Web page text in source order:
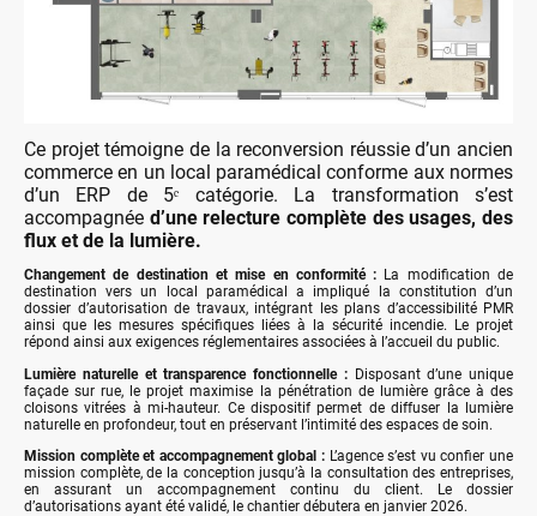
Ce projet témoigne de la reconversion réussie d’un ancien
commerce en un local paramédical conforme aux normes
d’un ERP de 5ᵉ catégorie. La transformation s’est
accompagnée d’une relecture complète des usages, des
flux et de la lumière.
Changement de destination et mise en conformité : La modification de
destination vers un local paramédical a impliqué la constitution d’un
dossier d’autorisation de travaux, intégrant les plans d’accessibilité PMR
ainsi que les mesures spécifiques liées à la sécurité incendie. Le projet
répond ainsi aux exigences réglementaires associées à l’accueil du public.
Lumière naturelle et transparence fonctionnelle : Disposant d’une unique
façade sur rue, le projet maximise la pénétration de lumière grâce à des
cloisons vitrées à mi-hauteur. Ce dispositif permet de diffuser la lumière
naturelle en profondeur, tout en préservant l’intimité des espaces de soin.
Mission complète et accompagnement global : L’agence s’est vu confier une
mission complète, de la conception jusqu’à la consultation des entreprises,
en assurant un accompagnement continu du client. Le dossier
d’autorisations ayant été validé, le chantier débutera en janvier 2026.